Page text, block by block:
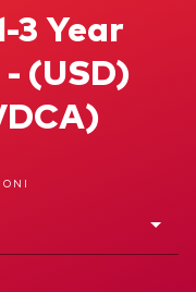
ETF
3 Year
(USD)